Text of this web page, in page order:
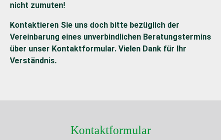
nicht zumuten!
Kontaktieren Sie uns doch bitte bezüglich der
Vereinbarung eines unverbindlichen Beratungstermins
über unser Kontaktformular. Vielen Dank für Ihr
Verständnis.
Kontaktformular